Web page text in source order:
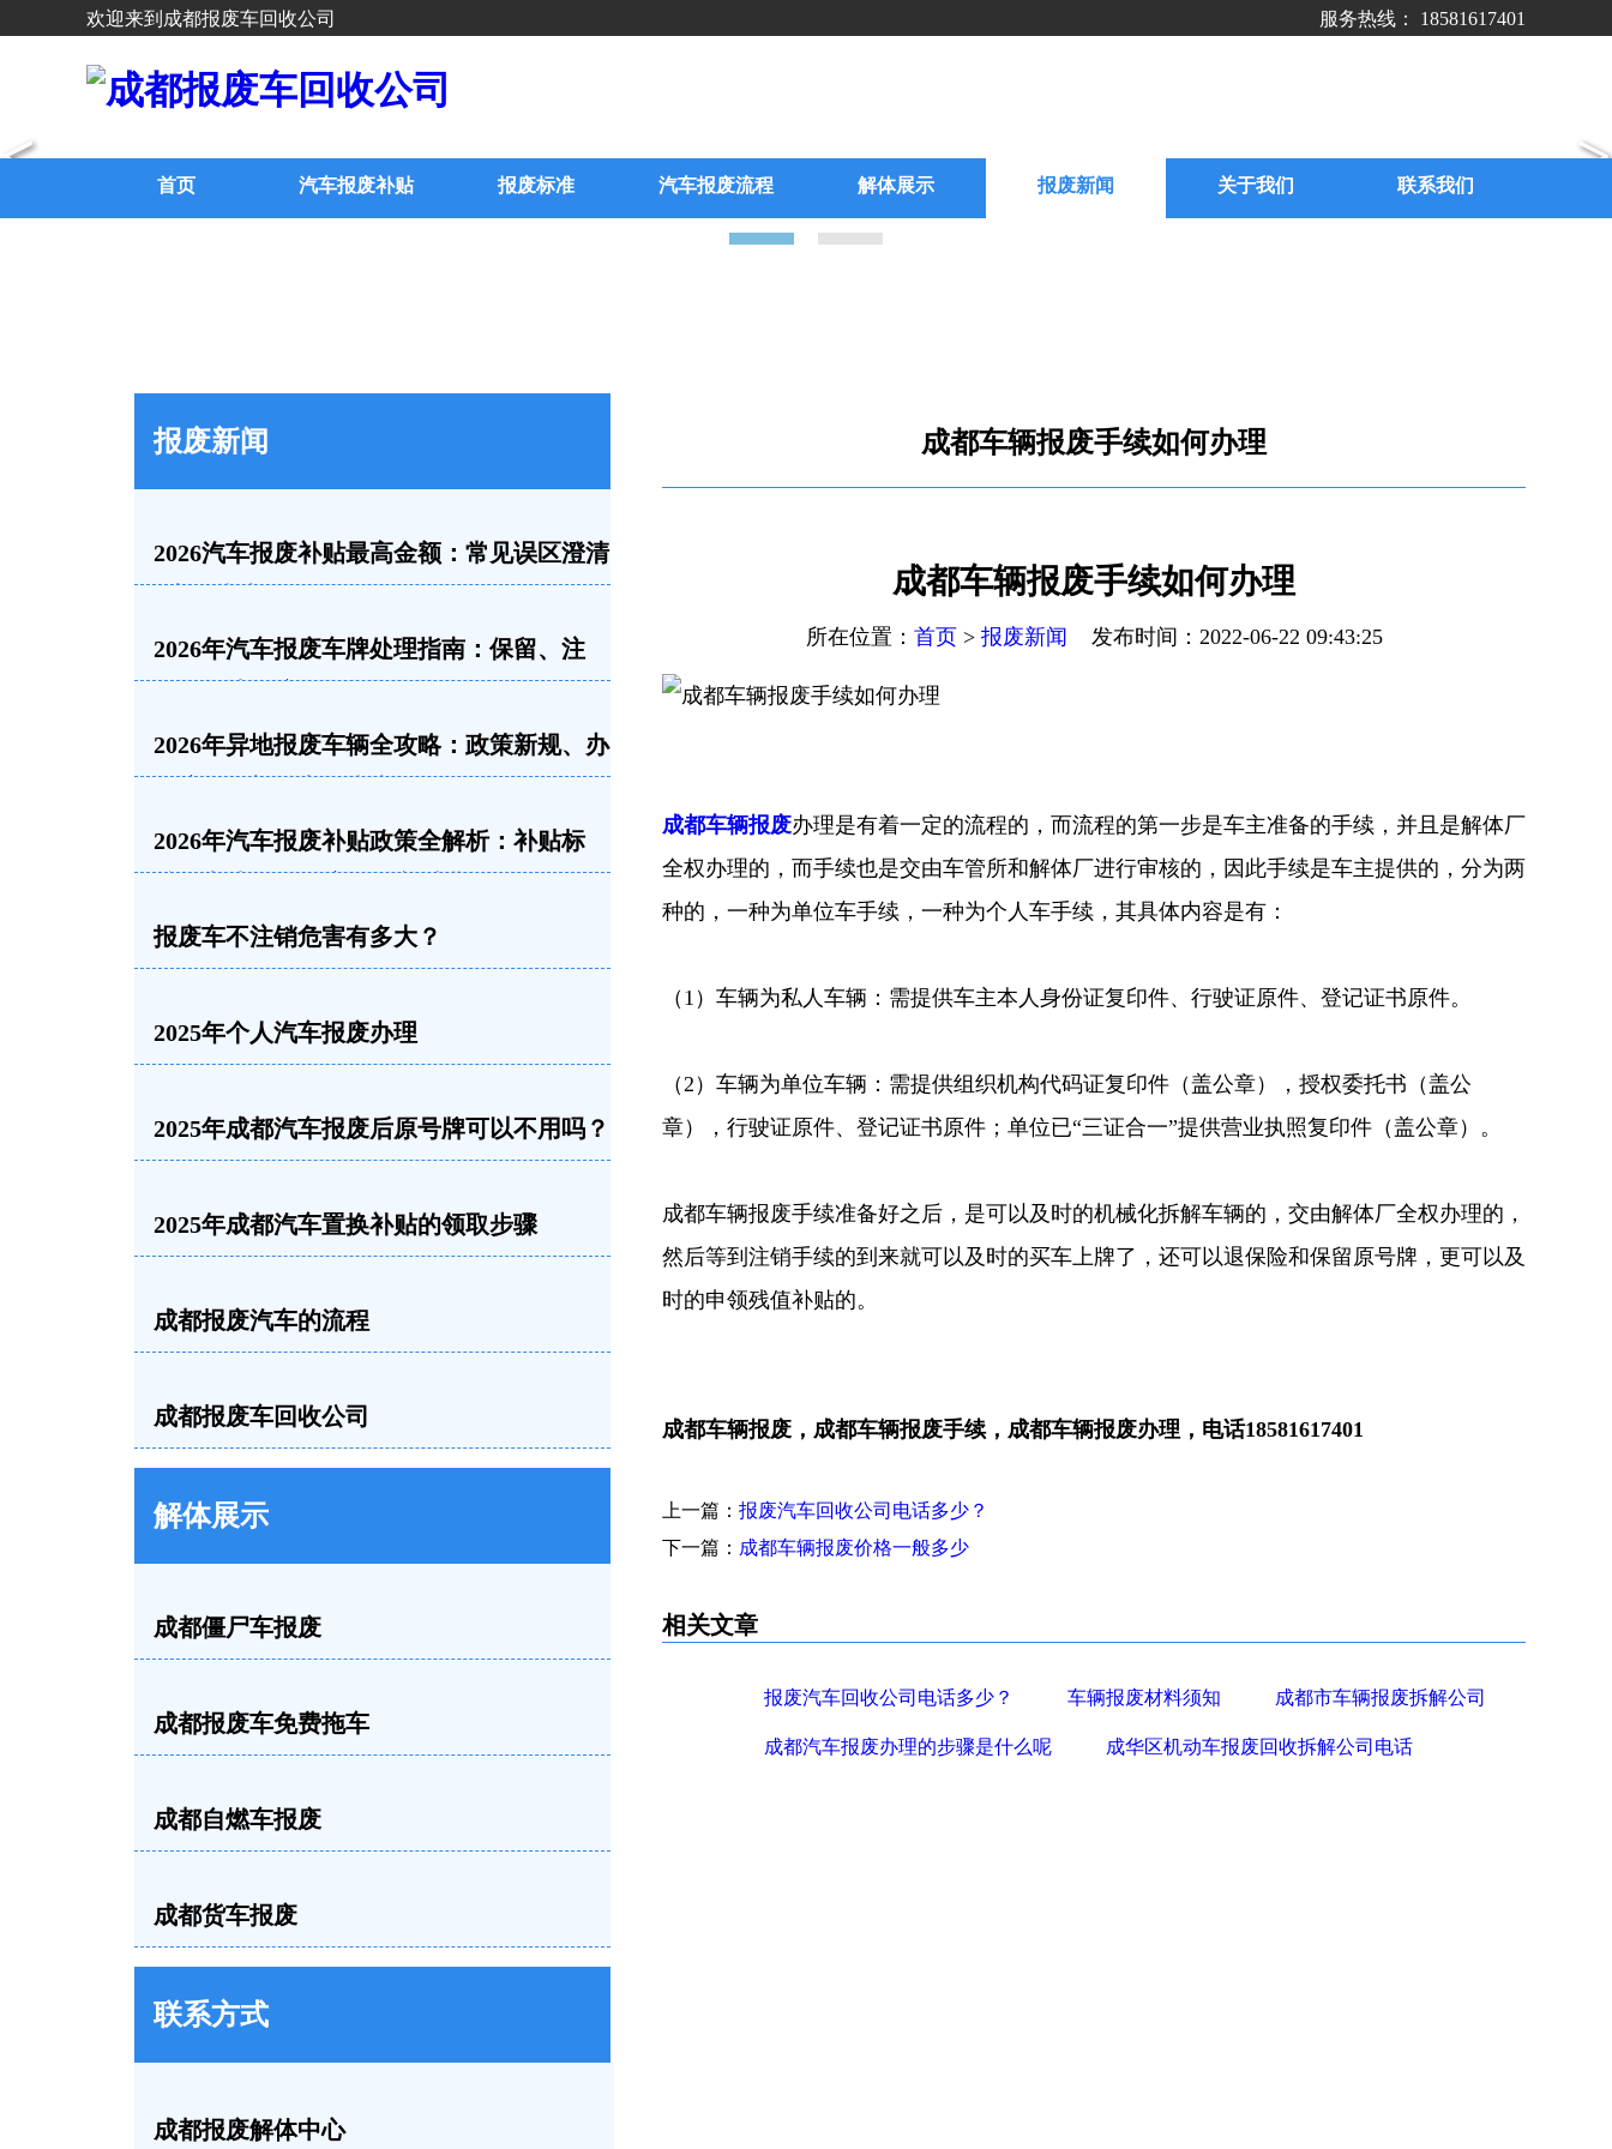
欢迎来到成都报废车回收公司 服务热线： 18581617401
首页 汽车报废补贴 报废标准 汽车报废流程 解体展示 报废新闻 关于我们 联系我们
< >
报废新闻
2026汽车报废补贴最高金额：常见误区澄清
2026年汽车报废车牌处理指南：保留、注
2026年异地报废车辆全攻略：政策新规、办
2026年汽车报废补贴政策全解析：补贴标
报废车不注销危害有多大？
2025年个人汽车报废办理
2025年成都汽车报废后原号牌可以不用吗？
2025年成都汽车置换补贴的领取步骤
成都报废汽车的流程
成都报废车回收公司
解体展示
成都僵尸车报废
成都报废车免费拖车
成都自燃车报废
成都货车报废
联系方式
成都报废解体中心
成都车辆报废手续如何办理
成都车辆报废手续如何办理
所在位置： 首页> 报废新闻 发布时间：2022-06-22 09:43:25
成都车辆报废办理是有着一定的流程的，而流程的第一步是车主准备的手续，并且是解体厂
全权办理的，而手续也是交由车管所和解体厂进行审核的，因此手续是车主提供的，分为两
种的，一种为单位车手续，一种为个人车手续，其具体内容是有：
（1）车辆为私人车辆：需提供车主本人身份证复印件、行驶证原件、登记证书原件。
（2）车辆为单位车辆：需提供组织机构代码证复印件（盖公章），授权委托书（盖公
章），行驶证原件、登记证书原件；单位已“三证合一”提供营业执照复印件（盖公章）。
成都车辆报废手续准备好之后，是可以及时的机械化拆解车辆的，交由解体厂全权办理的，
然后等到注销手续的到来就可以及时的买车上牌了，还可以退保险和保留原号牌，更可以及
时的申领残值补贴的。
成都车辆报废，成都车辆报废手续，成都车辆报废办理，电话18581617401
上一篇： 报废汽车回收公司电话多少？
下一篇： 成都车辆报废价格一般多少
相关文章
报废汽车回收公司电话多少？ 车辆报废材料须知 成都市车辆报废拆解公司
成都汽车报废办理的步骤是什么呢 成华区机动车报废回收拆解公司电话